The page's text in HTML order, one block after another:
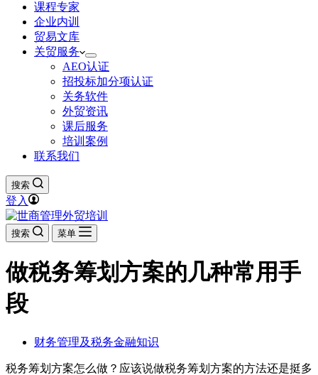
课程专家
企业内训
贸易文库
关贸服务
AEO认证
招投标加分项认证
关务软件
外贸资讯
课后服务
培训案例
联系我们
搜索
登入
搜索 菜单
做税务筹划方案的几种常用手
段
财务管理及税务金融知识
税务筹划方案怎么做？应该说做税务筹划方案的方法还是挺多